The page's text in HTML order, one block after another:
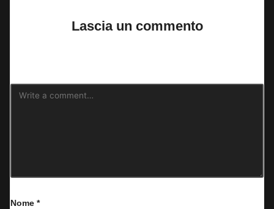
Lascia un commento
Nome *